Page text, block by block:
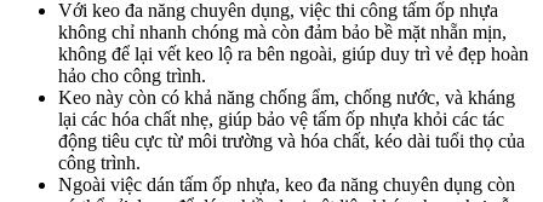
Với keo đa năng chuyên dụng, việc thi công tấm ốp nhựa
không chỉ nhanh chóng mà còn đảm bảo bề mặt nhẵn mịn,
không để lại vết keo lộ ra bên ngoài, giúp duy trì vẻ đẹp hoàn
hảo cho công trình.
Keo này còn có khả năng chống ẩm, chống nước, và kháng
lại các hóa chất nhẹ, giúp bảo vệ tấm ốp nhựa khỏi các tác
động tiêu cực từ môi trường và hóa chất, kéo dài tuổi thọ của
công trình.
Ngoài việc dán tấm ốp nhựa, keo đa năng chuyên dụng còn